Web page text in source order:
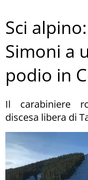
Sci
Simoni a
podio in
Il carabiniere
discesa libera di